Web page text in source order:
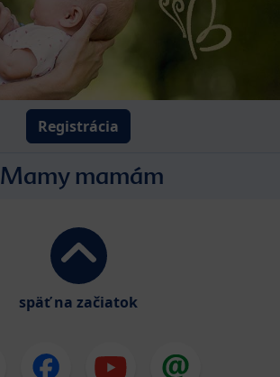
Registrácia
Mamy mamám
späť na začiatok